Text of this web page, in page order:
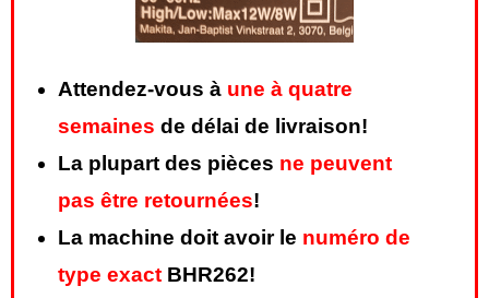
Attendez-vous à une à quatre
semaines de délai de livraison!
La plupart des pièces ne peuvent
pas être retournées!
La machine doit avoir le numéro de
type exact BHR262!